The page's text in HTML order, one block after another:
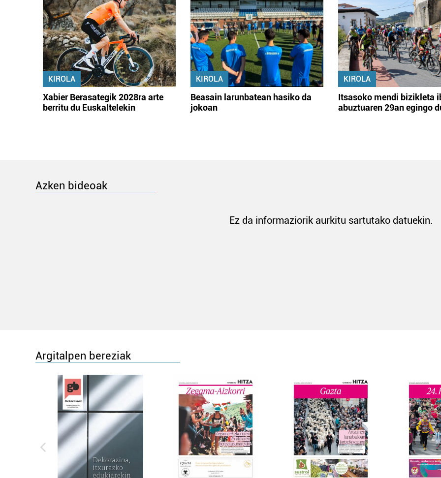
KIROLA
Xabier Berasategik 2028ra arte
berritu du Euskaltelekin
KIROLA
Beasain larunbatean hasiko da
jokoan
KIROLA
Itsasoko mendi bizikleta
abuztuaren 29an egingo
Azken bideoak
Ez da informaziorik aurkitu sartutako datuekin.
Argitalpen bereziak